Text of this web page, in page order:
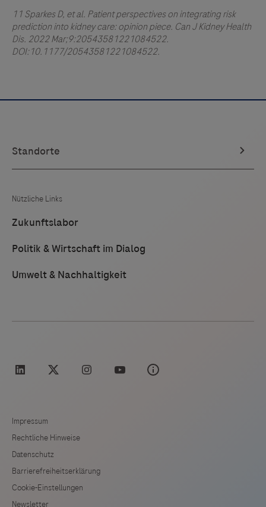
11 Sparkes D, et al. Patient perspectives on integrating risk
prediction into kidney care: opinion piece. Can J Kidney Health
Dis. 2022 Mar;9:20543581221084522.
DOI:10.1177/20543581221084522.